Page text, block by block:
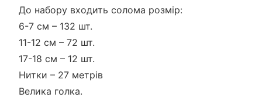
До набору входить солома розмір:
6-7 см – 132 шт.
11-12 см – 72 шт.
17-18 см – 12 шт.
Нитки – 27 метрів
Велика голка.